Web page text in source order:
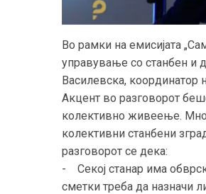
Во рамки на емисијата
управување со станбен и
Василевска, координатор
Акцент во разговорот
колективно живеење.
колективни станбени
разговорот се дека:
- Секој станар има
сметки треба да назначи